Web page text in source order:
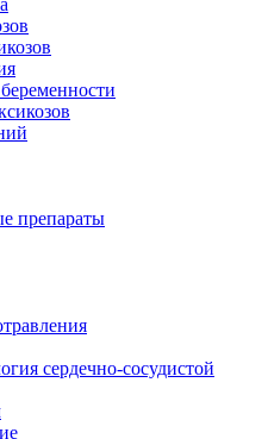
препараты
сердечно-сосудистой